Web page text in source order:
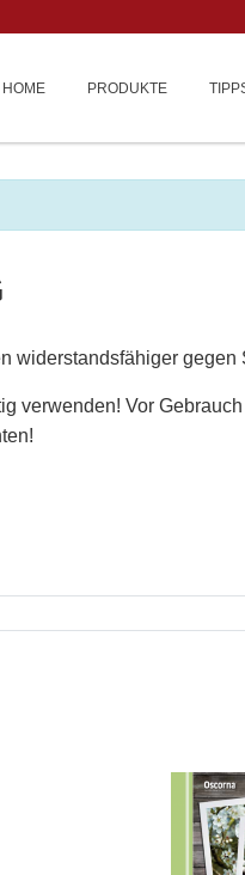
HOME PRODUKTE
widerstandsfähiger
verwenden! Vor